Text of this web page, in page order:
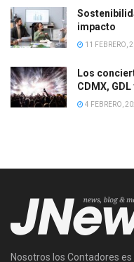
impacto
11 FEBRERO,
Los
CDMX, GDL
4 FEBRERO,
Nosotros los Contadores